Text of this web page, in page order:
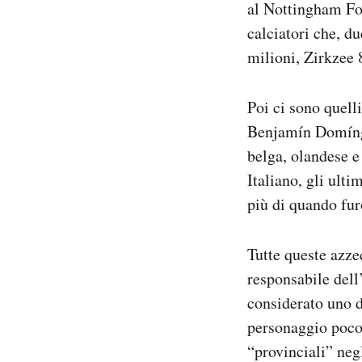
al Nottingham
calciatori che,
milioni, Zirkzee
Poi ci sono
Benjamín
belga, olandese
Italiano, gli
più di quando
Tutte queste
responsabile
considerato uno
personaggio
“provinciali”